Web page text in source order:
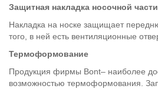
Защитная накладка носочной части
Накладка на носке защищает
того, в ней есть вентиляционные
Термоформование
Продукция фирмы Bont– наиболее
возможностью термоформования.